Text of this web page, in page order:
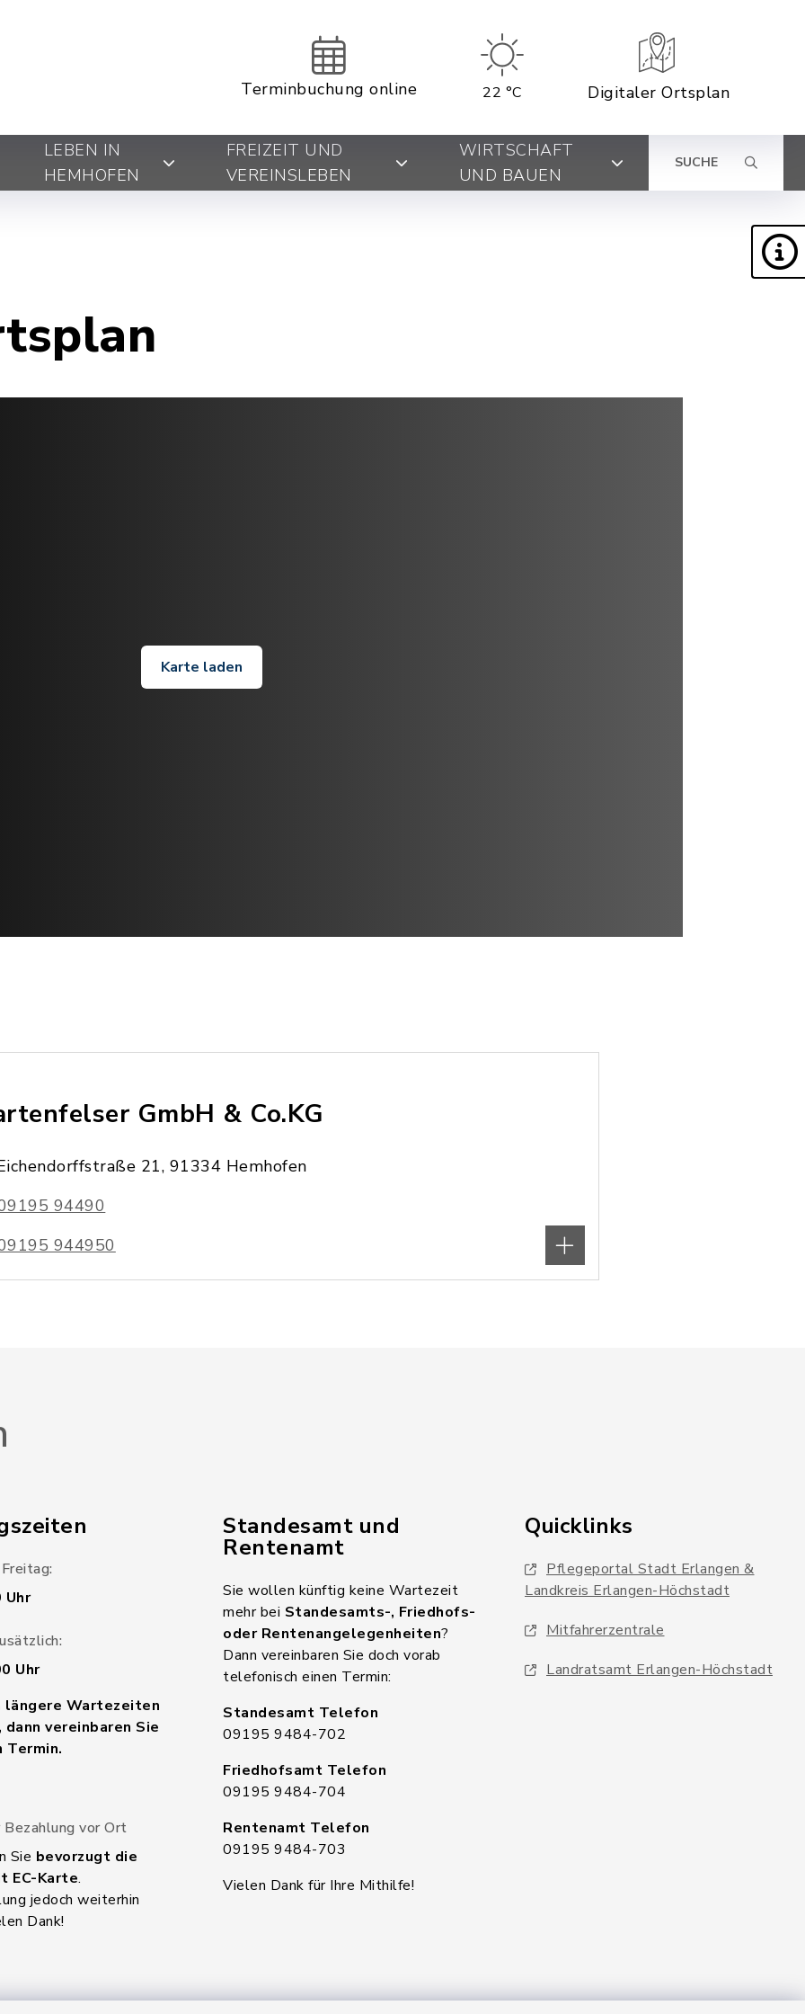
Terminbuchung online 22 °C Digitaler Ortsplan
LEBEN IN
HEMHOFEN
FREIZEIT UND
VEREINSLEBEN
WIRTSCHAFT
UND BAUEN
SUCHE
Karte laden
GmbH & Co.KG
21, 91334 Hemhofen
94490
944950
Uhr
Uhr
Wartezeiten
vereinbaren Sie
vor Ort
Sie bevorzugt die
EC-Karte.
jedoch weiterhin
Dank!
Standesamt und
Rentenamt
Sie wollen künftig keine Wartezeit
mehr bei Standesamts-, Friedhofs-
oder Rentenangelegenheiten?
Dann vereinbaren Sie doch vorab
telefonisch einen Termin:
Standesamt Telefon
09195 9484-702
Friedhofsamt Telefon
09195 9484-704
Rentenamt Telefon
09195 9484-703
Vielen Dank für Ihre Mithilfe!
Quicklinks
Pflegeportal Stadt Erlangen &
Landkreis Erlangen-Höchstadt
Mitfahrerzentrale
Landratsamt Erlangen-Höchstadt